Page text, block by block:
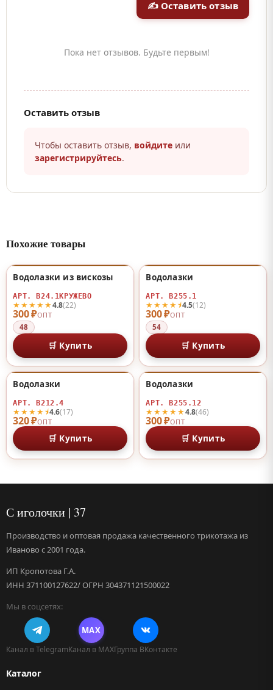
✍ Оставить отзыв
Пока нет отзывов. Будьте первым!
Оставить отзыв
Чтобы оставить отзыв, войдите или
зарегистрируйтесь.
Похожие товары
300 ₽ОПТ
★★★★★4.8(22)
Водолазки из вискозы
АРТ. В24.1КРУЖЕВО
48
🛒 Купить
300 ₽ОПТ
★★★★⯨4.5(12)
Водолазки
АРТ. В255.1
54
🛒 Купить
320 ₽ОПТ
★★★★⯨4.6(17)
Водолазки
АРТ. В212.4
🛒 Купить
300 ₽ОПТ
★★★★★4.8(46)
Водолазки
АРТ. В255.12
🛒 Купить
С иголочки | 37
Производство и оптовая продажа качественного трикотажа из
Иваново с 2001 года.
ИП Кропотова Г.А.
ИНН 371100127622/ ОГРН 304371121500022
Мы в соцсетях:
Канал в Telegram
MAX
Канал в MAXГруппа ВКонтакте
Каталог